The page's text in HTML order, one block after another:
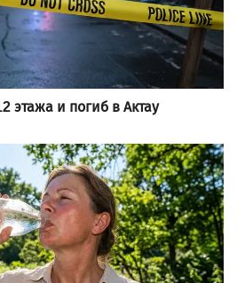
этажа и погиб в Актау